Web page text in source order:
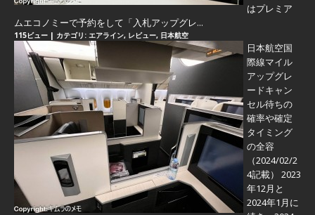
はプレミア
ムエコノミーで予約をして「入札アップグレ...
115ビュー | カテゴリ: エアライン, レビュー, 日本航空
日本航空国
際線マイル
アップグレ
ードキャン
セル待ちの
確率や確定
タイミング
の全容
（2024/02/2
4記載） 2023
年12月と
2024年1月に